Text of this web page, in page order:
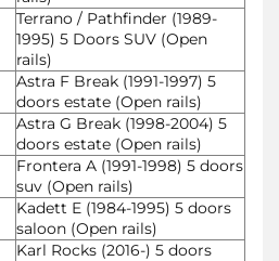
Terrano / Pathfinder (1989-
1995) 5 Doors SUV (Open
rails)
Astra F Break (1991-1997) 5
doors estate (Open rails)
Astra G Break (1998-2004) 5
doors estate (Open rails)
Frontera A (1991-1998) 5 doors
suv (Open rails)
Kadett E (1984-1995) 5 doors
saloon (Open rails)
Karl Rocks (2016-) 5 doors